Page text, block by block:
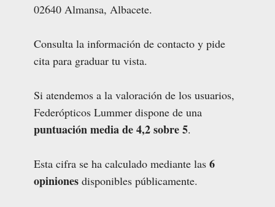
02640 Almansa, Albacete.
Consulta la información de contacto y pide
cita para graduar tu vista.
Si atendemos a la valoración de los usuarios,
Federópticos Lummer dispone de una
puntuación media de 4,2 sobre 5.
Esta cifra se ha calculado mediante las 6
opiniones disponibles públicamente.